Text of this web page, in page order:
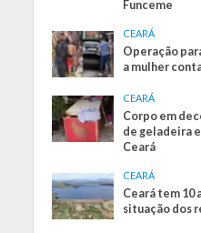
Funceme
CEARÁ
Operação
a mulher
CEARÁ
Corpo em
de geladeira
Ceará
CEARÁ
Ceará tem 10
situação dos